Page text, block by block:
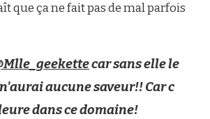
que ça ne fait pas de mal parfois
car sans elle le
aucune saveur!! Car c
dans ce domaine!